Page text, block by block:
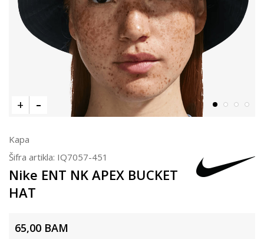
Kapa
Šifra artikla: IQ7057-451
Nike ENT NK APEX BUCKET
HAT
65,00 BAM